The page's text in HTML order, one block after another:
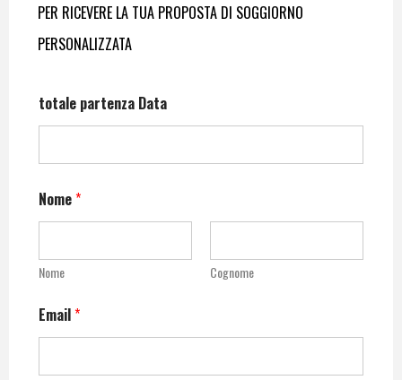
PER RICEVERE LA TUA PROPOSTA DI SOGGIORNO
PERSONALIZZATA
totale partenza Data
Nome*
Nome Cognome
Email*